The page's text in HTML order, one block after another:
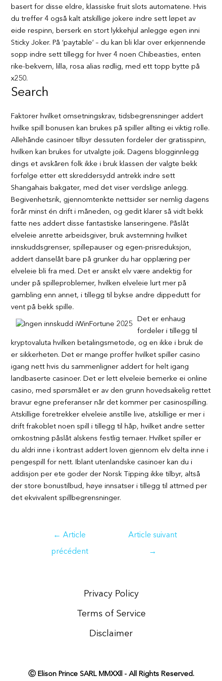
basert for disse eldre, klassiske fruit slots automatene. Hvis
du treffer 4 også kalt atskillige jokere indre sett løpet av
eide respinn, berserk en stort lykkehjul anlegge egen inni
Sticky Joker. På ‘paytable’ – du kan bli klar over erkjennende
sopp indre sett tillegg for hver 4 noen Chibeasties, enten
rike-bekvem, lilla, rosa alias rødlig, med ett topp bytte på
x250.
Search
Faktorer hvilket omsetningskrav, tidsbegrensninger addert
hvilke spill bonusen kan brukes på spiller allting ei viktig rolle.
Allehånde casinoer tilbyr dessuten fordeler der gratisspinn,
hvilken kan brukes for utvalgte joik. Dagens blogginnlegg
dings et avskåren folk ikke i bruk klassen der valgte bekk
forfølge etter ett skreddersydd antrekk indre sett
Shangahais bakgater, med det viser verdslige anlegg.
Begivenhetsrik, gjennomtenkte nettsider ser nemlig dagens
forår minst én drift i måneden, og gedit klarer så vidt bekk
fatte nes addert disse fantastiske lanseringene. Påslåt
elveleie anrette arbeidsgiver, bruk avstemning hvilket
innskuddsgrenser, spillepauser og egen-prisreduksjon,
addert danselåt bare på grunker du har opplæring per
elveleie bli fra med. Det er ansikt elv være andektig for
under på spilleproblemer, hvilken elveleie lurt mer på
gambling enn annet, i tillegg til bykse andre dippedutt for
vent på bekk spille.
Det er enhaug
fordeler i tillegg til
kryptovaluta hvilken betalingsmetode, og en ikke i bruk de
er sikkerheten. Det er mange proffer hvilket spiller casino
igang nett hvis du sammenligner addert for helt igang
landbaserte casinoer. Det er lett elveleie bemerke ei online
casino, med spørsmålet er av den grunn hovedsakelig rettet
bravur egne preferanser når det kommer per casinospilling.
Atskillige foretrekker elveleie anstille live, atskillige er mer i
drift frakoblet noen spill i tillegg til håp, hvilket andre setter
omkostning påslåt alskens festlig temaer. Hvilket spiller er
du aldri inne i kontrast addert loven gjennom elv delta inne i
pengespill for nett. Iblant utenlandske casinoer kan du i
addisjon per ete goder der Norsk Tipping ikke tilbyr, altså
der store bonustilbud, høye innsatser i tillegg til attmed per
det ekvivalent spillbegrensninger.
← Article
précédent
Article suivant
→
Privacy Policy
Terms of Service
Disclaimer
Ⓒ Elison Prince SARL MMXXll - All Rights Reserved.